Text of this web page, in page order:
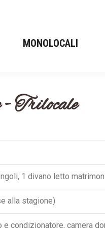
MONOLOCALI
Trilocale
1 divano letto
alla stagione)
condizionatore, camera
MONOLOCALI